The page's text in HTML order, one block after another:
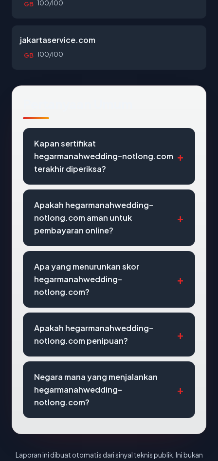
GB 100/100
jakartaservice.com
GB 100/100
Kapan sertifikat
hegarmanahwedding-notlong.com
terakhir diperiksa?
Apakah hegarmanahwedding-
notlong.com aman untuk
pembayaran online?
Apa yang menurunkan skor
hegarmanahwedding-
notlong.com?
Apakah hegarmanahwedding-
notlong.com penipuan?
Negara mana yang menjalankan
hegarmanahwedding-
notlong.com?
Laporan ini dibuat otomatis dari sinyal teknis publik. Ini bukan